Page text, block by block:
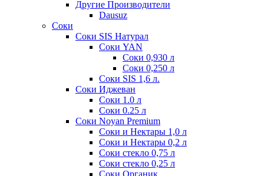
Другие Производители
Dausuz
Соки
Соки SIS Натурал
Соки YAN
Соки 0,930 л
Соки 0,250 л
Соки SIS 1,6 л.
Соки Иджеван
Соки 1.0 л
Соки 0.25 л
Соки Noyan Premium
Соки и Нектары 1,0 л
Соки и Нектары 0,2 л
Соки стекло 0,75 л
Соки стекло 0,25 л
Соки Органик